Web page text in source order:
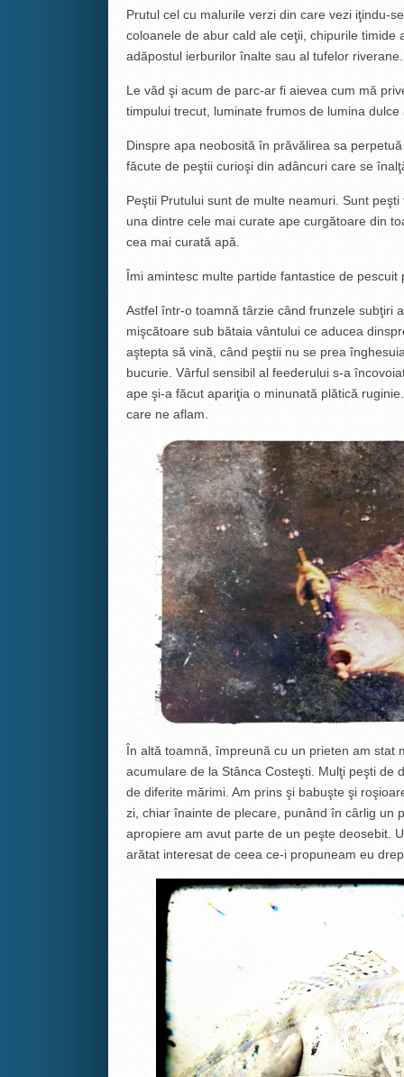
Prutul cel cu malurile verzi din care vezi iţindu-
coloanele de abur cald ale ceţii, chipurile
adăpostul ierburilor înalte sau al tufelor riverane.
Le văd şi acum de parc-ar fi aievea cum mă
timpului trecut, luminate frumos de lumina
Dinspre apa neobosită în prăvălirea sa
făcute de peştii curioşi din adâncuri care se
Peştii Prutului sunt de multe neamuri. Sunt
una dintre cele mai curate ape curgătoare din
cea mai curată apă.
Îmi amintesc multe partide fantastice de
Astfel într-o toamnă târzie când frunzele subţiri
mişcătoare sub bătaia vântului ce aducea
aştepta să vină, când peştii nu se prea
bucurie. Vârful sensibil al feederului s-a
ape şi-a făcut apariţia o minunată plătică
care ne aflam.
În altă toamnă, împreună cu un prieten am stat
acumulare de la Stânca Costeşti. Mulţi peşti de
de diferite mărimi. Am prins şi babuşte şi
zi, chiar înainte de plecare, punând în cârlig un
apropiere am avut parte de un peşte deosebit.
arătat interesat de ceea ce-i propuneam eu